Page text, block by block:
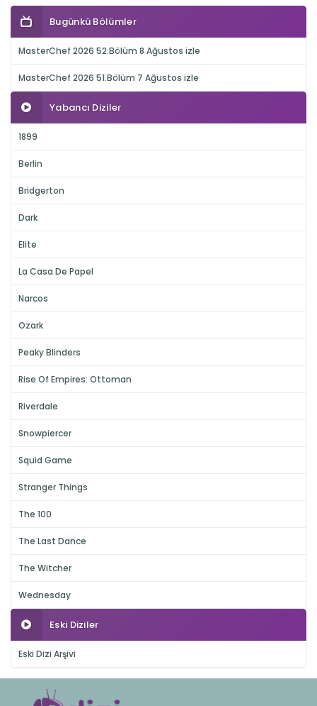
Bugünkü Bölümler
MasterChef 2026 52.Bölüm 8 Ağustos izle
MasterChef 2026 51.Bölüm 7 Ağustos izle
Yabancı Diziler
1899
Berlin
Bridgerton
Dark
Elite
La Casa De Papel
Narcos
Ozark
Peaky Blinders
Rise Of Empires: Ottoman
Riverdale
Snowpiercer
Squid Game
Stranger Things
The 100
The Last Dance
The Witcher
Wednesday
Eski Diziler
Eski Dizi Arşivi